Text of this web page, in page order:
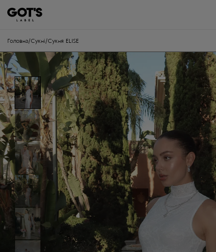
Головна/ Сукні/ Сукня ELISE